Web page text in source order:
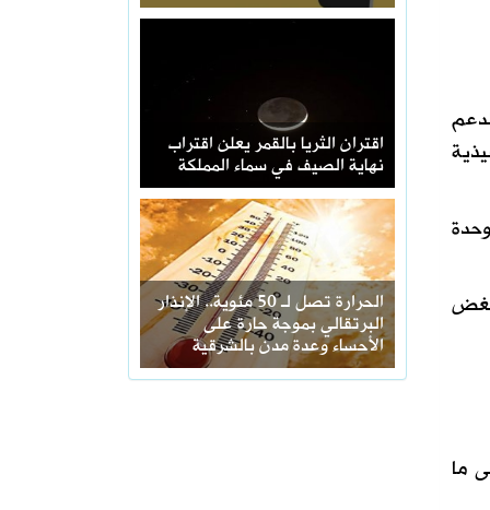
اقتران الثريا بالقمر يعلن اقتراب
نهاية الصيف في سماء المملكة
الحرارة تصل لـ 50 مئوية.. الإنذار
البرتقالي بموجة حارة على
الأحساء وعدة مدن بالشرقية
بغض
ما